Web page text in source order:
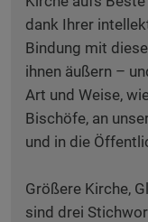
dank Ihrer
Bindung mit
ihnen äußern –
Art und Weise,
Bischöfe, an
und in die
Größere Kirche,
sind drei